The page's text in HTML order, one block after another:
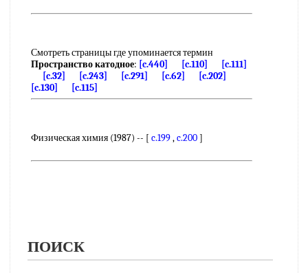
Смотреть страницы где упоминается термин
Пространство катодное: [c.440] [c.110]
[c.111]
[c.32]
[c.243] [c.291] [c.62]
[c.202]
[c.130]
[c.115]
Физическая химия (1987) -- [ c.199,c.200]
ПОИСК